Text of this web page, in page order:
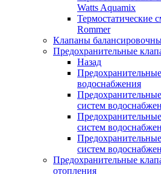
Watts Aquamix
Термостатические
Rommer
Клапаны
Предохранительные
Назад
водоснабжения
систем
систем
систем
Предохранительные
отопления